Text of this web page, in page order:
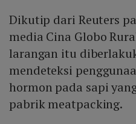
Dikutip dari Reuters
media Cina Globo
larangan itu
mendeteksi
hormon pada sapi
pabrik meatpacking.